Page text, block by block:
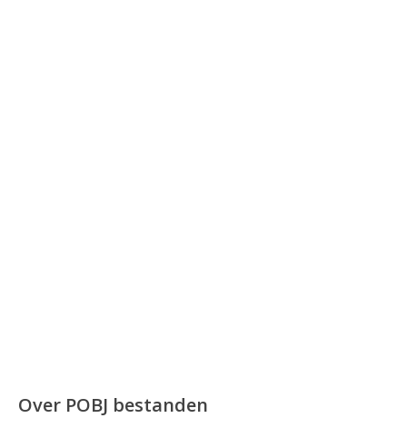
Over POBJ bestanden